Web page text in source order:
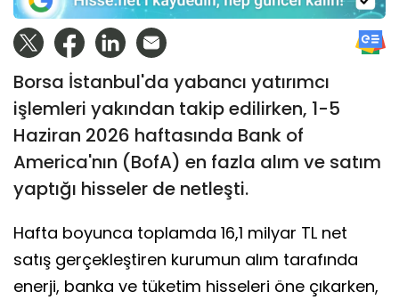
Borsa İstanbul'da yabancı yatırımcı
işlemleri yakından takip edilirken, 1-5
Haziran 2026 haftasında Bank of
America'nın (BofA) en fazla alım ve satım
yaptığı hisseler de netleşti.
Hafta boyunca toplamda 16,1 milyar TL net
satış gerçekleştiren kurumun alım tarafında
enerji, banka ve tüketim hisseleri öne çıkarken,